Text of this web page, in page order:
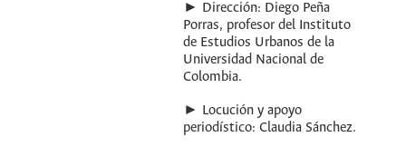
► Dirección: Diego Peña
Porras, profesor del Instituto
de Estudios Urbanos de la
Universidad Nacional de
Colombia.
► Locución y apoyo
periodístico: Claudia Sánchez.